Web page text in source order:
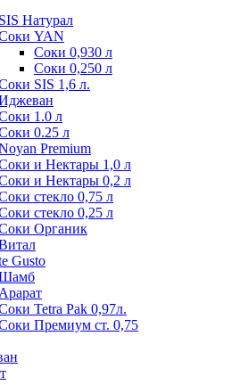
Натурал
YAN
Соки 0,930 л
Соки 0,250 л
SIS 1,6 л.
1.0 л
0.25 л
Premium
и Нектары 1,0 л
и Нектары 0,2 л
стекло 0,75 л
стекло 0,25 л
Органик
Gusto
Tetra Pak 0,97л.
Премиум ст. 0,75